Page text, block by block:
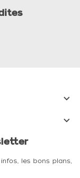


les bons plans,